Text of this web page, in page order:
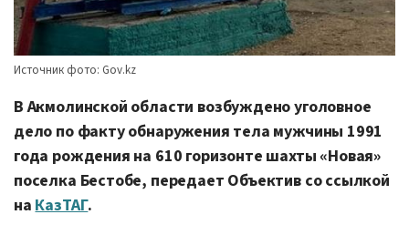
Источник фото: Gov.kz
В Акмолинской области возбуждено уголовное
дело по факту обнаружения тела мужчины 1991
года рождения на 610 горизонте шахты «Новая»
поселка Бестобе, передает Объектив со ссылкой
на КазТАГ.